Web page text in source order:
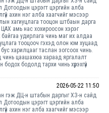
цэрэгт цэргийн алба
ахин нэг алба хаагчийг мэсээр
хагиуцлага тооцон штбаын дарга
амь нас хохироосон хэрэг
удирлага чинь маг их алдаа
тооцооч гэхэд олон юм хуцаад
харилцааг таслан зогсоох чинь.
чинь цаашахюа хараад яргалалт
бодолд тархи чинь хүрэхгүй
2026-05-22 11:50
гэж ДЦ-н штабын даргыг ХЗ-н сайд
цэрэгт цэргийн алба
ахин нэг алба хаагчийг мэсээр